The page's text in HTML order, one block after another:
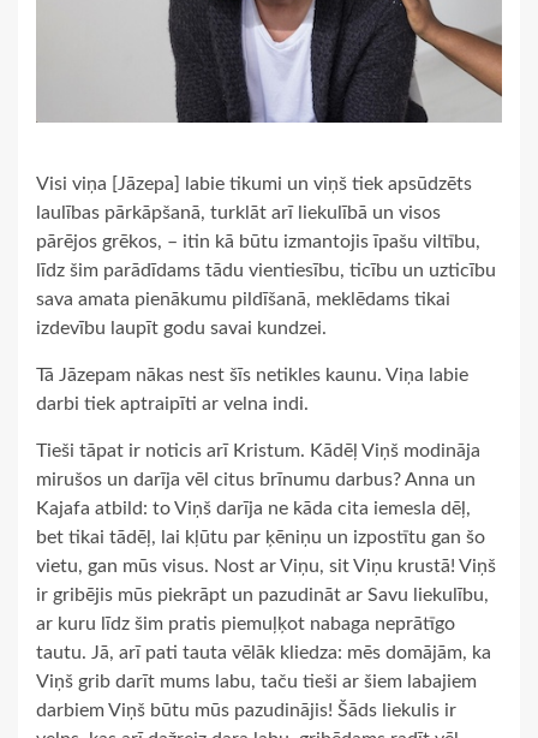
Visi viņa [Jāzepa] labie tikumi un viņš tiek apsūdzēts
laulības pārkāpšanā, turklāt arī liekulībā un visos
pārējos grēkos, – itin kā būtu izmantojis īpašu viltību,
līdz šim parādīdams tādu vientiesību, ticību un uzticību
sava amata pienākumu pildīšanā, meklēdams tikai
izdevību laupīt godu savai kundzei.
Tā Jāzepam nākas nest šīs netikles kaunu. Viņa labie
darbi tiek aptraipīti ar velna indi.
Tieši tāpat ir noticis arī Kristum. Kādēļ Viņš modināja
mirušos un darīja vēl citus brīnumu darbus? Anna un
Kajafa atbild: to Viņš darīja ne kāda cita iemesla dēļ,
bet tikai tādēļ, lai kļūtu par ķēniņu un izpostītu gan šo
vietu, gan mūs visus. Nost ar Viņu, sit Viņu krustā! Viņš
ir gribējis mūs piekrāpt un pazudināt ar Savu liekulību,
ar kuru līdz šim pratis piemuļķot nabaga neprātīgo
tautu. Jā, arī pati tauta vēlāk kliedza: mēs domājām, ka
Viņš grib darīt mums labu, taču tieši ar šiem labajiem
darbiem Viņš būtu mūs pazudinājis! Šāds liekulis ir